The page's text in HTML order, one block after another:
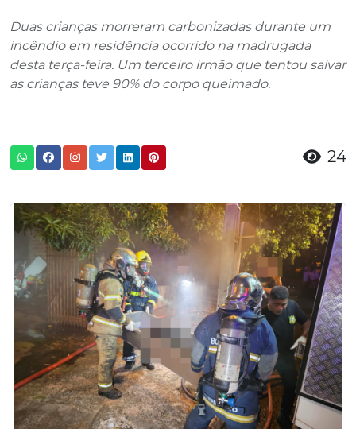
Duas crianças morreram carbonizadas durante um
incêndio em residência ocorrido na madrugada
desta terça-feira. Um terceiro irmão que tentou salvar
as crianças teve 90% do corpo queimado.
24